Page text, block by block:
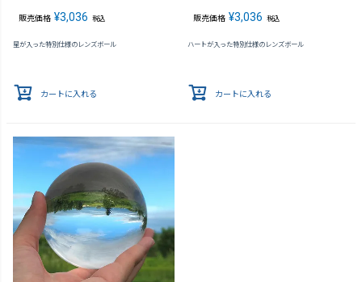
販売価格 ¥3,036 税込
星が入った特別仕様のレンズボール
カートに入れる
販売価格 ¥3,036 税込
ハートが入った特別仕様のレンズボール
カートに入れる